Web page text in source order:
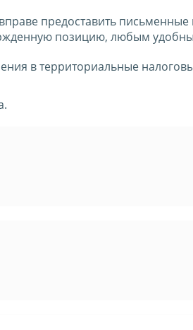
предоставить письменные
позицию, любым
в территориальные